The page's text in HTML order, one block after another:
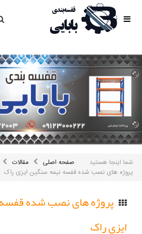
محصولات
مقالات
درباره
تماس
باما
اینستاگرام
سایر
لینک
ها
شما اینجا هستید صفحه اصلی
مقالات
پروژه های نصب شده قفسه نیمه سنگین ایزی راک
پروژه های نصب شده
ایزی راک